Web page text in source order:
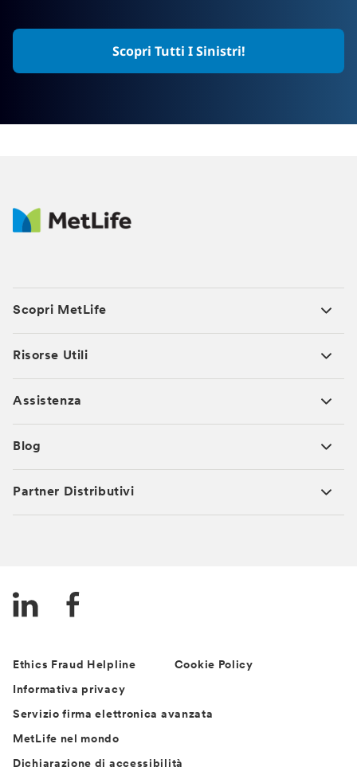
Scopri Tutti I Sinistri!
Scopri MetLife
Risorse Utili
Assistenza
Blog
Partner Distributivi
Ethics Fraud Helpline Cookie Policy
Informativa privacy
Servizio firma elettronica avanzata
MetLife nel mondo
Dichiarazione di accessibilità